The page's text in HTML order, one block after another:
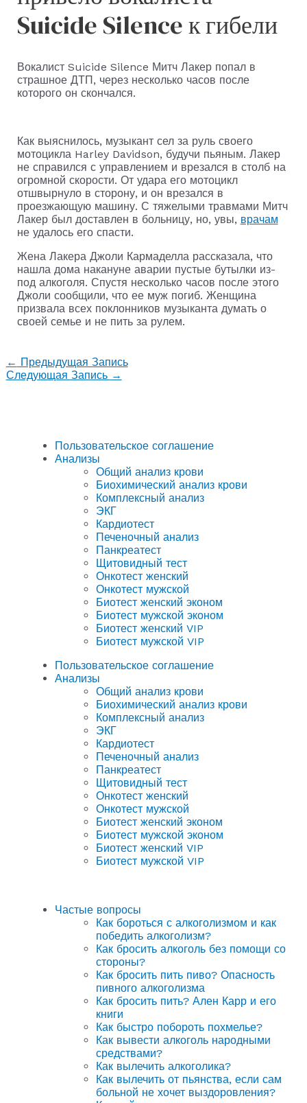
Suicide Silence к гибели
Вокалист Suicide Silence Митч Лакер попал в
страшное ДТП, через несколько часов после
которого он скончался.
Как выяснилось, музыкант сел за руль своего
мотоцикла Harley Davidson, будучи пьяным. Лакер
не справился с управлением и врезался в столб на
огромной скорости. От удара его мотоцикл
отшвырнуло в сторону, и он врезался в
проезжающую машину. С тяжелыми травмами Митч
Лакер был доставлен в больницу, но, увы, врачам
не удалось его спасти.
Жена Лакера Джоли Кармаделла рассказала, что
нашла дома накануне аварии пустые бутылки из-
под алкоголя. Спустя несколько часов после этого
Джоли сообщили, что ее муж погиб. Женщина
призвала всех поклонников музыканта думать о
своей семье и не пить за рулем.
← Предыдущая Запись
Следующая Запись →
Пользовательское соглашение
Анализы
Общий анализ крови
Биохимический анализ крови
Комплексный анализ
ЭКГ
Кардиотест
Печеночный анализ
Панкреатест
Щитовидный тест
Онкотест женский
Онкотест мужской
Биотест женский эконом
Биотест мужской эконом
Биотест женский VIP
Биотест мужской VIP
Пользовательское соглашение
Анализы
Общий анализ крови
Биохимический анализ крови
Комплексный анализ
ЭКГ
Кардиотест
Печеночный анализ
Панкреатест
Щитовидный тест
Онкотест женский
Онкотест мужской
Биотест женский эконом
Биотест мужской эконом
Биотест женский VIP
Биотест мужской VIP
Частые вопросы
Как бороться с алкоголизмом и как
победить алкоголизм?
Как бросить алкоголь без помощи со
стороны?
Как бросить пить пиво? Опасность
пивного алкоголизма
Как бросить пить? Ален Карр и его
книги
Как быстро побороть похмелье?
Как вывести алкоголь народными
средствами?
Как вылечить алкоголика?
Как вылечить от пьянства, если сам
больной не хочет выздоровления?